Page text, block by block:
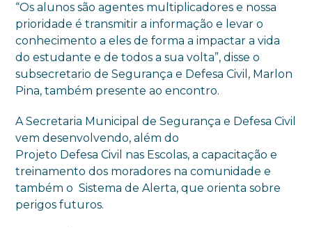
“Os alunos são agentes multiplicadores e nossa
prioridade é transmitir a informação e levar o
conhecimento a eles de forma a impactar a vida
do estudante e de todos a sua volta”, disse o
subsecretario de Segurança e Defesa Civil, Marlon
Pina, também presente ao encontro.
A Secretaria Municipal de Segurança e Defesa Civil
vem desenvolvendo, além do
Projeto Defesa Civil nas Escolas, a capacitação e
treinamento dos moradores na comunidade e
também o Sistema de Alerta, que orienta sobre
perigos futuros.